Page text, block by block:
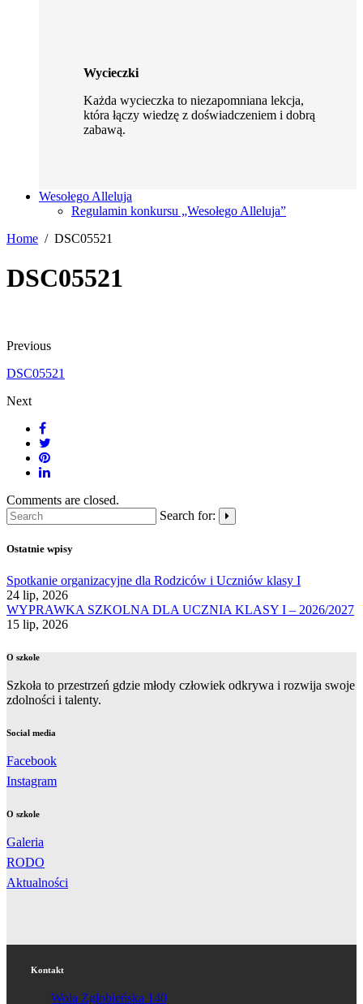
Wycieczki
Każda wycieczka to niezapomniana lekcja,
która łączy wiedzę z doświadczeniem i dobrą
zabawą.
Wesołego Alleluja
Regulamin konkursu „Wesołego Alleluja”
Home
DSC05521
DSC05521
Previous
DSC05521
Next
Comments are closed.
Search for:
Ostatnie wpisy
Spotkanie organizacyjne dla Rodziców i Uczniów klasy I
24 lip, 2026
WYPRAWKA SZKOLNA DLA UCZNIA KLASY I – 2026/2027
15 lip, 2026
O szkole
Szkoła to przestrzeń gdzie młody człowiek odkrywa i rozwija swoje
zdolności i talenty.
Social media
Facebook
Instagram
O szkole
Galeria
RODO
Aktualności
Kontakt
Wola Zgłobieńska 140